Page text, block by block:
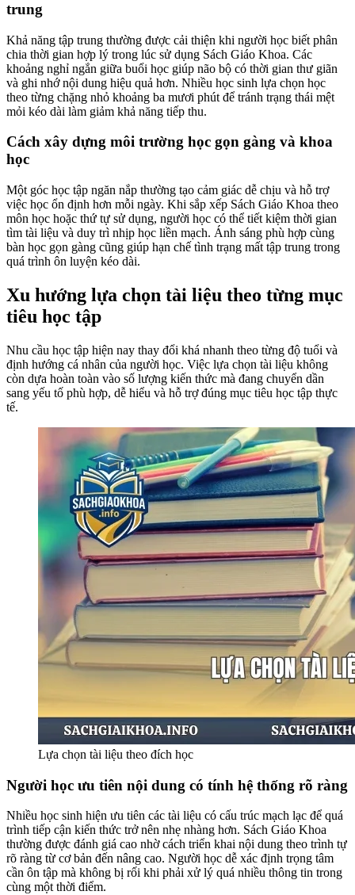
trung
Khả năng tập trung thường được cải thiện khi người học biết phân
chia thời gian hợp lý trong lúc sử dụng Sách Giáo Khoa. Các
khoảng nghỉ ngắn giữa buổi học giúp não bộ có thời gian thư giãn
và ghi nhớ nội dung hiệu quả hơn. Nhiều học sinh lựa chọn học
theo từng chặng nhỏ khoảng ba mươi phút để tránh trạng thái mệt
mỏi kéo dài làm giảm khả năng tiếp thu.
Cách xây dựng môi trường học gọn gàng và khoa
học
Một góc học tập ngăn nắp thường tạo cảm giác dễ chịu và hỗ trợ
việc học ổn định hơn mỗi ngày. Khi sắp xếp Sách Giáo Khoa theo
môn học hoặc thứ tự sử dụng, người học có thể tiết kiệm thời gian
tìm tài liệu và duy trì nhịp học liền mạch. Ánh sáng phù hợp cùng
bàn học gọn gàng cũng giúp hạn chế tình trạng mất tập trung trong
quá trình ôn luyện kéo dài.
Xu hướng lựa chọn tài liệu theo từng mục
tiêu học tập
Nhu cầu học tập hiện nay thay đổi khá nhanh theo từng độ tuổi và
định hướng cá nhân của người học. Việc lựa chọn tài liệu không
còn dựa hoàn toàn vào số lượng kiến thức mà đang chuyển dần
sang yếu tố phù hợp, dễ hiểu và hỗ trợ đúng mục tiêu học tập thực
tế.
Lựa chọn tài liệu theo đích học
Người học ưu tiên nội dung có tính hệ thống rõ ràng
Nhiều học sinh hiện ưu tiên các tài liệu có cấu trúc mạch lạc để quá
trình tiếp cận kiến thức trở nên nhẹ nhàng hơn. Sách Giáo Khoa
thường được đánh giá cao nhờ cách triển khai nội dung theo trình tự
rõ ràng từ cơ bản đến nâng cao. Người học dễ xác định trọng tâm
cần ôn tập mà không bị rối khi phải xử lý quá nhiều thông tin trong
cùng một thời điểm.